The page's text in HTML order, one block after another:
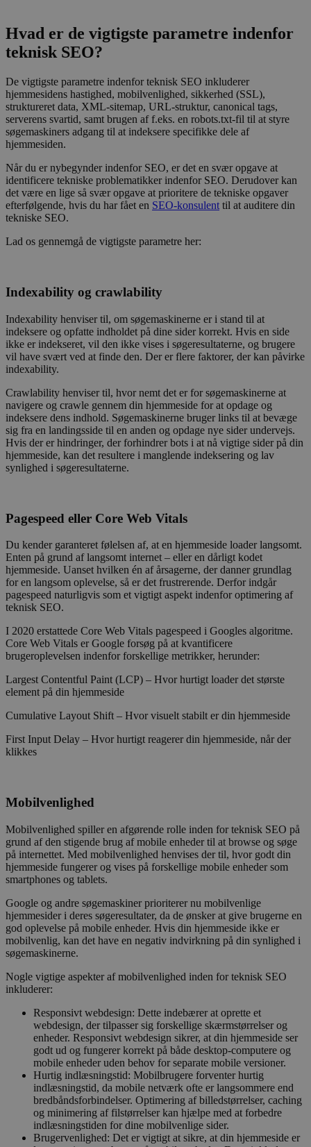
Hvad er de vigtigste parametre indenfor
teknisk SEO?
De vigtigste parametre indenfor teknisk SEO inkluderer
hjemmesidens hastighed, mobilvenlighed, sikkerhed (SSL),
struktureret data, XML-sitemap, URL-struktur, canonical tags,
serverens svartid, samt brugen af f.eks. en robots.txt-fil til at styre
søgemaskiners adgang til at indeksere specifikke dele af
hjemmesiden.
Når du er nybegynder indenfor SEO, er det en svær opgave at
identificere tekniske problematikker indenfor SEO. Derudover kan
det være en lige så svær opgave at prioritere de tekniske opgaver
efterfølgende, hvis du har fået en SEO-konsulent til at auditere din
tekniske SEO.
Lad os gennemgå de vigtigste parametre her:
Indexability og crawlability
Indexability henviser til, om søgemaskinerne er i stand til at
indeksere og opfatte indholdet på dine sider korrekt. Hvis en side
ikke er indekseret, vil den ikke vises i søgeresultaterne, og brugere
vil have svært ved at finde den. Der er flere faktorer, der kan påvirke
indexability.
Crawlability henviser til, hvor nemt det er for søgemaskinerne at
navigere og crawle gennem din hjemmeside for at opdage og
indeksere dens indhold. Søgemaskinerne bruger links til at bevæge
sig fra en landingsside til en anden og opdage nye sider undervejs.
Hvis der er hindringer, der forhindrer bots i at nå vigtige sider på din
hjemmeside, kan det resultere i manglende indeksering og lav
synlighed i søgeresultaterne.
Pagespeed eller Core Web Vitals
Du kender garanteret følelsen af, at en hjemmeside loader langsomt.
Enten på grund af langsomt internet – eller en dårligt kodet
hjemmeside. Uanset hvilken én af årsagerne, der danner grundlag
for en langsom oplevelse, så er det frustrerende. Derfor indgår
pagespeed naturligvis som et vigtigt aspekt indenfor optimering af
teknisk SEO.
I 2020 erstattede Core Web Vitals pagespeed i Googles algoritme.
Core Web Vitals er Google forsøg på at kvantificere
brugeroplevelsen indenfor forskellige metrikker, herunder:
Largest Contentful Paint (LCP) – Hvor hurtigt loader det største
element på din hjemmeside
Cumulative Layout Shift – Hvor visuelt stabilt er din hjemmeside
First Input Delay – Hvor hurtigt reagerer din hjemmeside, når der
klikkes
Mobilvenlighed
Mobilvenlighed spiller en afgørende rolle inden for teknisk SEO på
grund af den stigende brug af mobile enheder til at browse og søge
på internettet. Med mobilvenlighed henvises der til, hvor godt din
hjemmeside fungerer og vises på forskellige mobile enheder som
smartphones og tablets.
Google og andre søgemaskiner prioriterer nu mobilvenlige
hjemmesider i deres søgeresultater, da de ønsker at give brugerne en
god oplevelse på mobile enheder. Hvis din hjemmeside ikke er
mobilvenlig, kan det have en negativ indvirkning på din synlighed i
søgemaskinerne.
Nogle vigtige aspekter af mobilvenlighed inden for teknisk SEO
inkluderer:
Responsivt webdesign: Dette indebærer at oprette et
webdesign, der tilpasser sig forskellige skærmstørrelser og
enheder. Responsivt webdesign sikrer, at din hjemmeside ser
godt ud og fungerer korrekt på både desktop-computere og
mobile enheder uden behov for separate mobile versioner.
Hurtig indlæsningstid: Mobilbrugere forventer hurtig
indlæsningstid, da mobile netværk ofte er langsommere end
bredbåndsforbindelser. Optimering af billedstørrelser, caching
og minimering af filstørrelser kan hjælpe med at forbedre
indlæsningstiden for dine mobilvenlige sider.
Brugervenlighed: Det er vigtigt at sikre, at din hjemmeside er